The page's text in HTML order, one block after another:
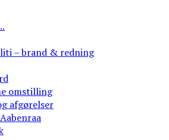
– brand & redning
omstilling
afgørelser